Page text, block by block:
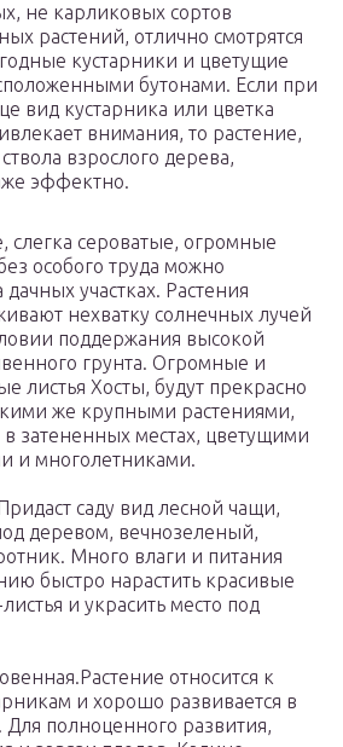
не карликовых сортов
растений, отлично смотрятся
кустарники и цветущие
бутонами. Если при
вид кустарника или цветка
внимания, то растение,
взрослого дерева,
эффектно.
слегка сероватые, огромные
особого труда можно
участках. Растения
нехватку солнечных лучей
поддержания высокой
грунта. Огромные и
листья Хосты, будут прекрасно
же крупными растениями,
затененных местах, цветущими
и многолетниками.
саду вид лесной чащи,
деревом, вечнозеленый,
Много влаги и питания
быстро нарастить красивые
и украсить место под
относится к
и хорошо развивается в
Для полноценного развития,